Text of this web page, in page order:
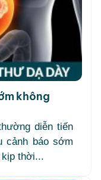
không
diễn tiến
cảnh báo sớm
kịp thời...